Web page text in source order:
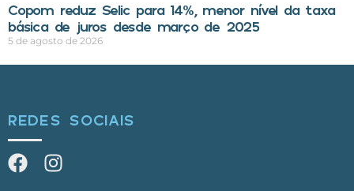
Copom reduz Selic para 14%, menor nível da taxa
básica de juros desde março de 2025
5 de agosto de 2026
REDES SOCIAIS